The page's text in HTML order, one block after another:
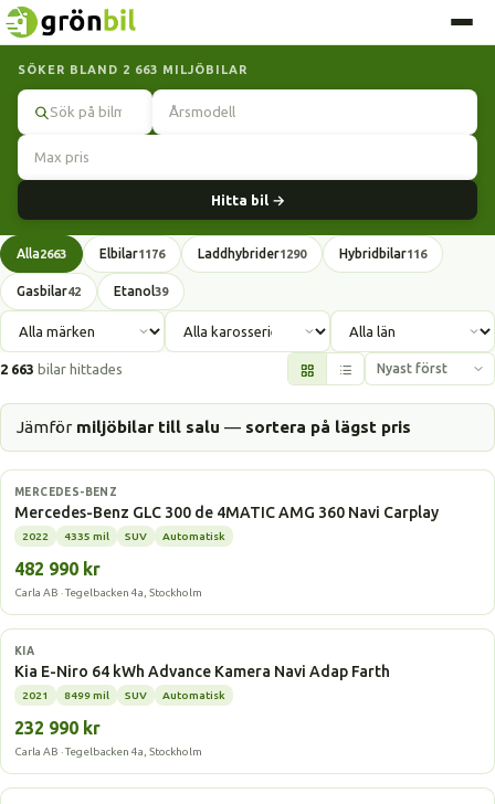
SÖKER BLAND 2 663 MILJÖBILAR
Hitta bil →
Alla2663 Elbilar1176 Laddhybrider1290 Hybridbilar116
Gasbilar42 Etanol39
2 663 bilar hittades
Jämför miljöbilar till salu — sortera på lägst pris
Laddhybrid
MERCEDES-BENZ
Mercedes-Benz GLC 300 de 4MATIC AMG 360 Navi Carplay
2022 4335 mil SUV Automatisk
482 990 kr
Carla AB · Tegelbacken 4a, Stockholm
Elbil
KIA
Kia E-Niro 64 kWh Advance Kamera Navi Adap Farth
2021 8499 mil SUV Automatisk
232 990 kr
Carla AB · Tegelbacken 4a, Stockholm